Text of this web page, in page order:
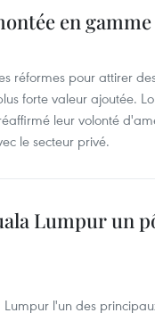
en
réformes pour attirer
forte valeur ajoutée.
leur volonté
le secteur privé.
Lumpur un
l'un des